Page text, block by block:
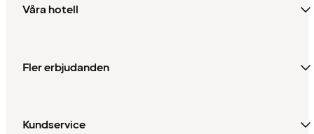
Våra hotell
Fler erbjudanden
Kundservice